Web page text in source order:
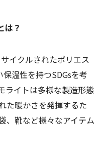
は？
イクルされたポリエス
温性を持つSDGsを考
ライトは多様な製造形態
た暖かさを発揮するた
、靴など様々なアイテム